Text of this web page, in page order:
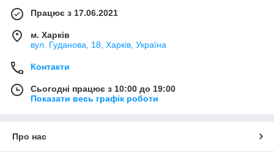
Працює з 17.06.2021
м. Харків
вул. Гуданова, 18, Харків, Україна
Контакти
Сьогодні працює з 10:00 до 19:00
Показати весь графік роботи
Про нас